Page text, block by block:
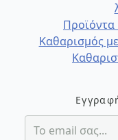
Καθαρισμός